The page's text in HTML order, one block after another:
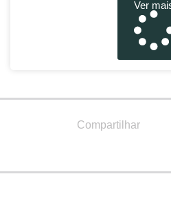
Ver
Compartilhar